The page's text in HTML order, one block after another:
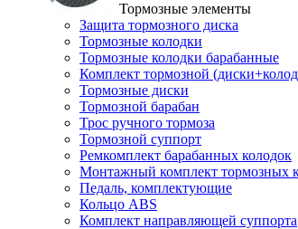
Тормозные элементы
Защита тормозного диска
Тормозные колодки
Тормозные колодки барабанные
Комплект тормозной
Тормозные диски
Тормозной барабан
Трос ручного тормоза
Тормозной суппорт
Ремкомплект барабанных колодок
Монтажный комплект тормозных
Педаль, комплектующие
Кольцо ABS
Комплект направляющей суппорта